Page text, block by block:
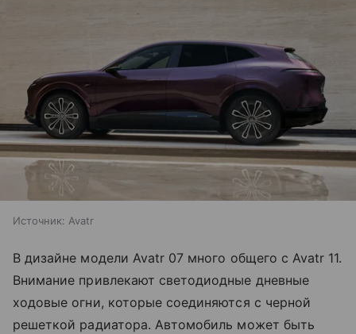
Источник: Avatr
В дизайне модели Avatr 07 много общего с Avatr 11.
Внимание привлекают светодиодные дневные
ходовые огни, которые соединяются с черной
решеткой радиатора. Автомобиль может быть